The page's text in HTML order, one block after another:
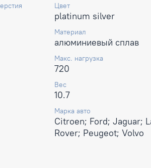
Цвет
platinum silver
Материал
алюминиевый сплав
Макс. нагрузка
720
Вес
10.7
Марка авто
Citroen; Ford; Jaguar;
Rover; Peugeot; Volvo